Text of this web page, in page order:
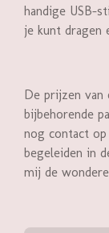
handige USB-
je kunt dragen
De prijzen van
bijbehorende
nog contact
begeleiden in
mij de